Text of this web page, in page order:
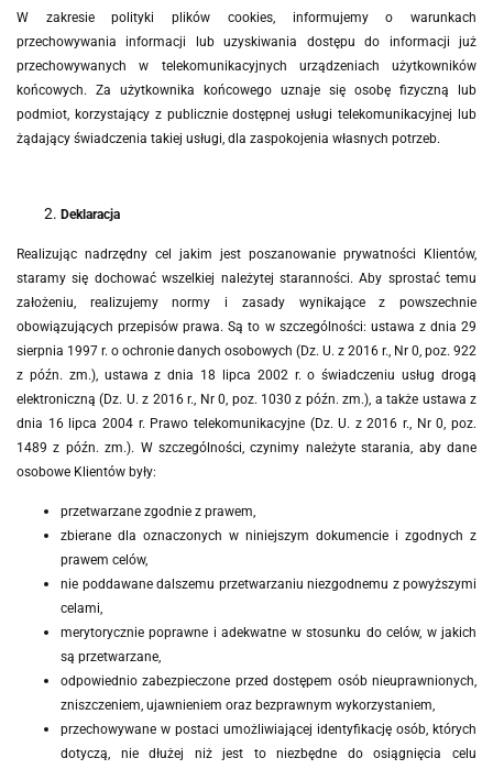
W zakresie polityki plików cookies, informujemy o warunkach
przechowywania informacji lub uzyskiwania dostępu do informacji już
przechowywanych w telekomunikacyjnych urządzeniach użytkowników
końcowych. Za użytkownika końcowego uznaje się osobę fizyczną lub
podmiot, korzystający z publicznie dostępnej usługi telekomunikacyjnej lub
żądający świadczenia takiej usługi, dla zaspokojenia własnych potrzeb.
Deklaracja
Realizując nadrzędny cel jakim jest poszanowanie prywatności Klientów,
staramy się dochować wszelkiej należytej staranności. Aby sprostać temu
założeniu, realizujemy normy i zasady wynikające z powszechnie
obowiązujących przepisów prawa. Są to w szczególności: ustawa z dnia 29
sierpnia 1997 r. o ochronie danych osobowych (Dz. U. z 2016 r., Nr 0, poz. 922
z późn. zm.), ustawa z dnia 18 lipca 2002 r. o świadczeniu usług drogą
elektroniczną (Dz. U. z 2016 r., Nr 0, poz. 1030 z późn. zm.), a także ustawa z
dnia 16 lipca 2004 r. Prawo telekomunikacyjne (Dz. U. z 2016 r., Nr 0, poz.
1489 z późn. zm.). W szczególności, czynimy należyte starania, aby dane
osobowe Klientów były:
przetwarzane zgodnie z prawem,
zbierane dla oznaczonych w niniejszym dokumencie i zgodnych z
prawem celów,
nie poddawane dalszemu przetwarzaniu niezgodnemu z powyższymi
celami,
merytorycznie poprawne i adekwatne w stosunku do celów, w jakich
są przetwarzane,
odpowiednio zabezpieczone przed dostępem osób nieuprawnionych,
zniszczeniem, ujawnieniem oraz bezprawnym wykorzystaniem,
przechowywane w postaci umożliwiającej identyfikację osób, których
dotyczą, nie dłużej niż jest to niezbędne do osiągnięcia celu